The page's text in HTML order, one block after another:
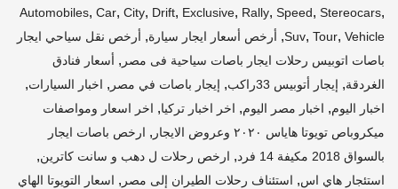
Automobiles, Car, City, Drift, Exclusive, Rally, Speed, Stereocars,
Suv, Tour, Vehicle
, أرخص أسعار ايجار سيارة, أرخص نقل سياحي ايجار
باصات اتوبيس رحلات ايجار باصات سياحية فى مصر , أسعار فنادق
الغردقة, إيجار أتوبيس 33راكب , إيجار باصات في مصر , اخبار السيارات,
اخبار اليوم, اخبار مصر اليوم, اخر اخبار تركيا, اخر اسعار ومواصفات
ميكروباص تويوتا هاياس ٢٠٢٠ وعروض الايجار
, ارخص باصات ايجار
بالسواق 2018 مكيفة 14 فرد
, ارخص رحلات ل دهب و سانت كاترين,
استئجار هاي اس, استئناف رحلات الطيران إلى مصر , اسعار التويوتا الهاي